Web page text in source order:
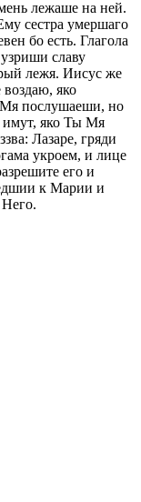
лежаше на ней.
сестра умершаго
бо есть. Глагола
славу
лежя. Иисус же
воздаю, яко
Мя послушаеши, но
имут, яко Ты Мя
Лазаре, гряди
укроем, и лице
его и
к Марии и